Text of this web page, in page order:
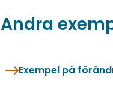
Andra
Exempel på